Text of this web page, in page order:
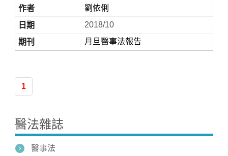
劉依俐
2018/10
月旦醫事法報告
1
醫法雜誌
醫事法